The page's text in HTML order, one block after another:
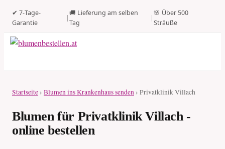
✔ 7-Tage-
Garantie
|
🚚 Lieferung am selben
Tag
|
🌸 Über 500
Sträuße
Startseite› Blumen ins Krankenhaus senden› Privatklinik Villach
Blumen für Privatklinik Villach -
online bestellen